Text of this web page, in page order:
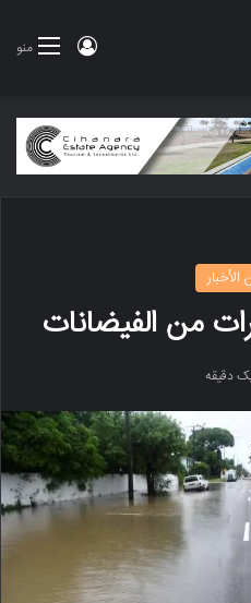
منو ورود
الأخبار
من الفیضانات
دقیقه